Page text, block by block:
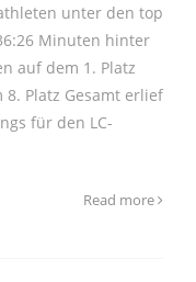
unter den top
Minuten hinter
auf dem 1. Platz
Platz Gesamt erlief
für den LC-
Read more